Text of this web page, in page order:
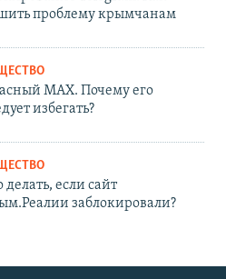
проблему крымчанам
MAX. Почему его
избегать?
делать, если сайт
заблокировали?